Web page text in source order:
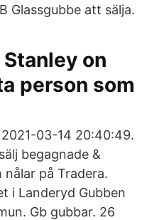
Glassgubbe att sälja.
on
person som
2021-03-14 20:40:49.
begagnade &
nålar på Tradera.
i Landeryd Gubben
Gb gubbar. 26